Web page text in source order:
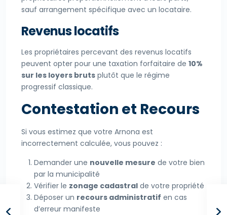
sauf arrangement spécifique avec un locataire.
Revenus locatifs
Les propriétaires percevant des revenus locatifs
peuvent opter pour une taxation forfaitaire de 10%
sur les loyers bruts plutôt que le régime
progressif classique.
Contestation et Recours
Si vous estimez que votre Arnona est
incorrectement calculée, vous pouvez :
Demander une nouvelle mesure de votre bien
par la municipalité
Vérifier le zonage cadastral de votre propriété
Déposer un recours administratif en cas
d’erreur manifeste